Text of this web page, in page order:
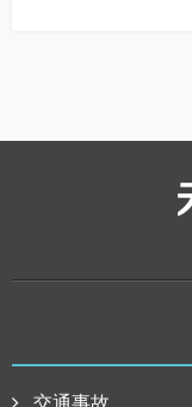
交通事故